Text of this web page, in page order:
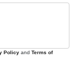
Policy and Terms of